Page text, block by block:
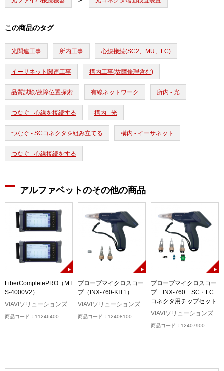
この商品のタグ
光関連工事 所内工事 心線接続(SC2、MU、LC)
イーサネット関連工事 構内工事(故障修理含む)
品質試験/故障位置探索 有線ネットワーク 所内 - 光
つなぐ - 心線を接続する 構内 - 光
つなぐ - SCコネクタを組み立てる 構内 - イーサネット
つなぐ - 心線接続をする
アルファベットのその他の商品
FiberCompletePRO（MT
S-4000V2）
VIAVIソリューションズ
商品コード：11246400
プローブマイクロスコー
プ（INX-760-KIT1）
VIAVIソリューションズ
商品コード：12408100
プローブマイクロスコー
プ INX-760 SC・LC
コネクタ用チップセット
VIAVIソリューションズ
商品コード：12407900